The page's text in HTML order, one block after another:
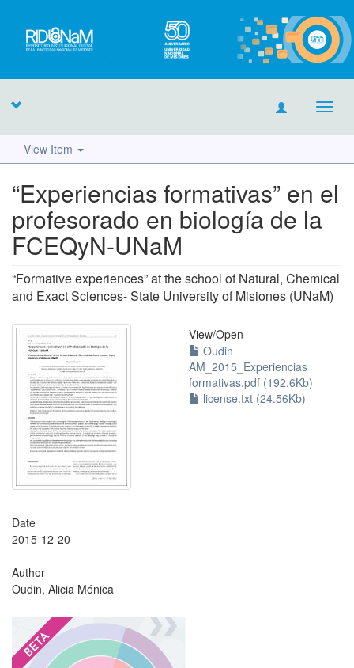
View Item
“Experiencias formativas” en el
profesorado en biología de la
FCEQyN-UNaM
“Formative experiences” at the school of Natural, Chemical
and Exact Sciences- State University of Misiones (UNaM)
View/Open
Oudin
AM_2015_Experiencias
formativas.pdf (192.6Kb)
license.txt (24.56Kb)
Date
2015-12-20
Author
Oudin, Alicia Mónica
?